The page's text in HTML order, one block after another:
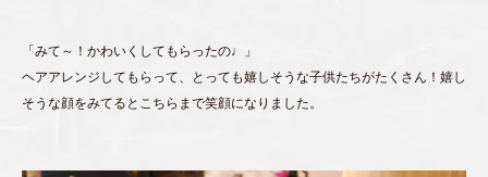
「みて～！かわいくしてもらったの♩」
ヘアアレンジしてもらって、とっても嬉しそうな子供たちがたくさん！嬉し
そうな顔をみてるとこちらまで笑顔になりました。